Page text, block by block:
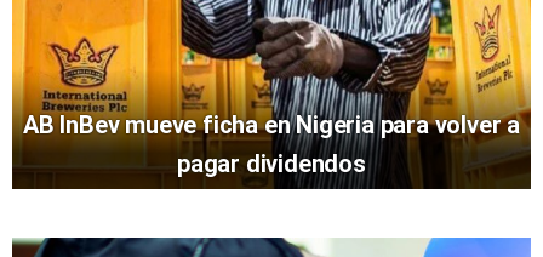
AB InBev mueve ficha en Nigeria para volver a
pagar dividendos